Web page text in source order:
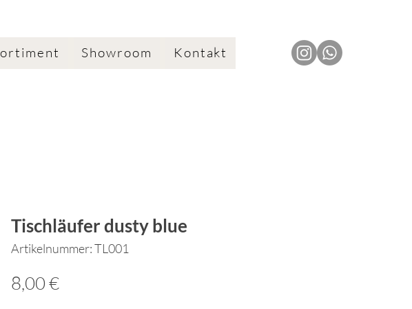
Showroom Kontakt
Tischläufer dusty blue
Artikelnummer: TL001
8,00 €Preis